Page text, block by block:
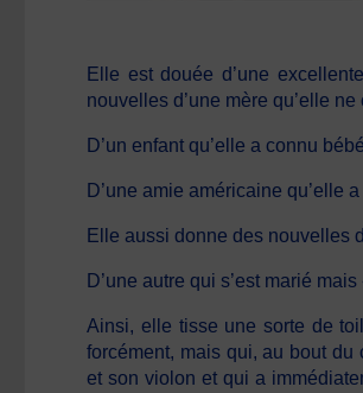
Elle est douée d’une
nouvelles d’une mère qu’elle
D’un enfant qu’elle a connu
D’une amie américaine qu’elle
Elle aussi donne des nouvelles
D’une autre qui s’est marié
Ainsi, elle tisse une sorte de
forcément, mais qui, au bout du
et son violon et qui a